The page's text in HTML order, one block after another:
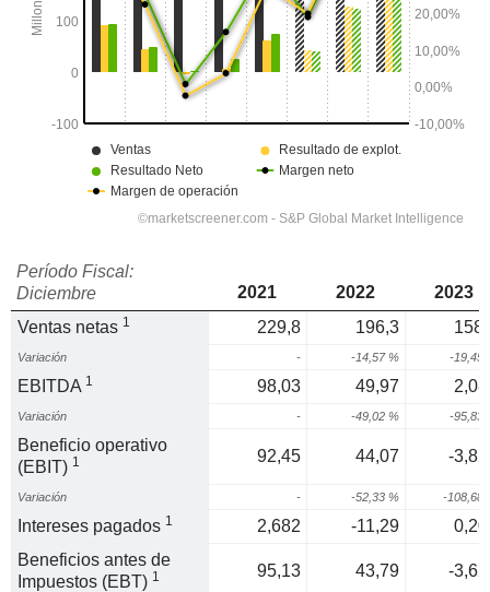
Período Fiscal:
Diciembre
2021 2022
2023
Ventas netas 1 229,8 196,3
Variación - -14,57 % -19,45
EBITDA 1 98,03 49,97
Variación - -49,02 % -95,83
Beneficio operativo
(EBIT) 1 92,45 44,07 -
Variación - -52,33 % -108,68
Intereses pagados 1 2,682 -11,29
Beneficios antes de
Impuestos (EBT) 1 95,13 43,79 -